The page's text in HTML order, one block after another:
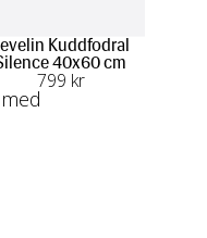
Kuddfodral
40x60 cm
799 kr